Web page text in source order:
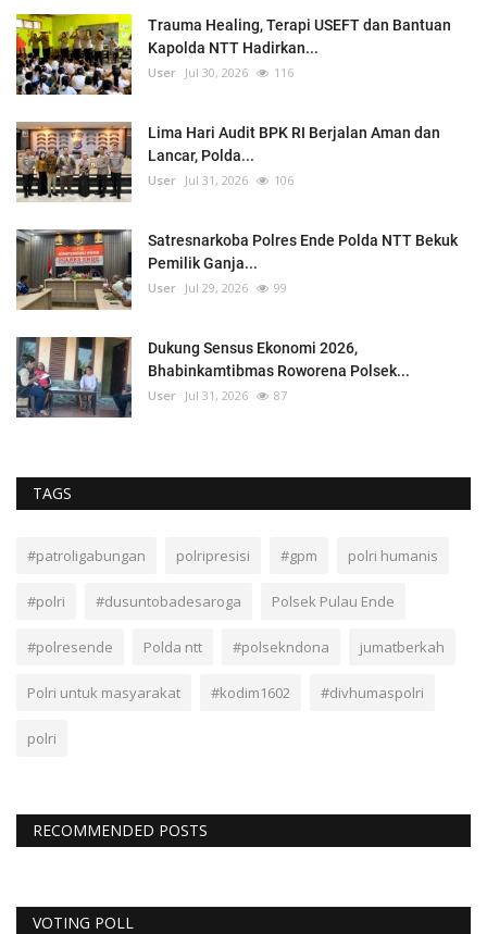
Trauma Healing, Terapi USEFT dan Bantuan
Kapolda NTT Hadirkan...
User Jul 30, 2026 116
Lima Hari Audit BPK RI Berjalan Aman dan
Lancar, Polda...
User Jul 31, 2026 106
Satresnarkoba Polres Ende Polda NTT Bekuk
Pemilik Ganja...
User Jul 29, 2026 99
Dukung Sensus Ekonomi 2026,
Bhabinkamtibmas Roworena Polsek...
User Jul 31, 2026 87
TAGS
#patroligabungan polripresisi #gpm polri humanis
#polri #dusuntobadesaroga Polsek Pulau Ende
#polresende Polda ntt #polsekndona jumatberkah
Polri untuk masyarakat #kodim1602 #divhumaspolri
polri
RECOMMENDED POSTS
VOTING POLL